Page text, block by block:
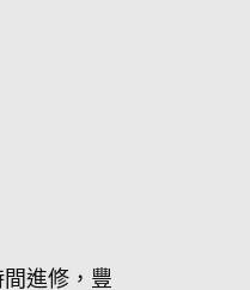
進修，​豐